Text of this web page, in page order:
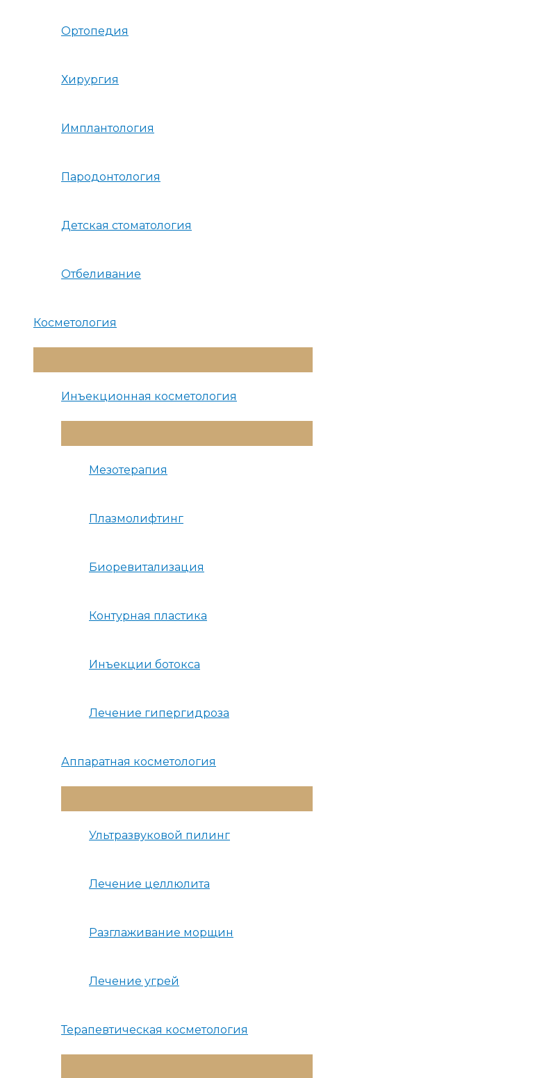
Ортопедия
Хирургия
Имплантология
Пародонтология
Детская стоматология
Отбеливание
Косметология
Меню
Инъекционная косметология
Меню
Мезотерапия
Плазмолифтинг
Биоревитализация
Контурная пластика
Инъекции ботокса
Лечение гипергидроза
Аппаратная косметология
Меню
Ультразвуковой пилинг
Лечение целлюлита
Разглаживание морщин
Лечение угрей
Терапевтическая косметология